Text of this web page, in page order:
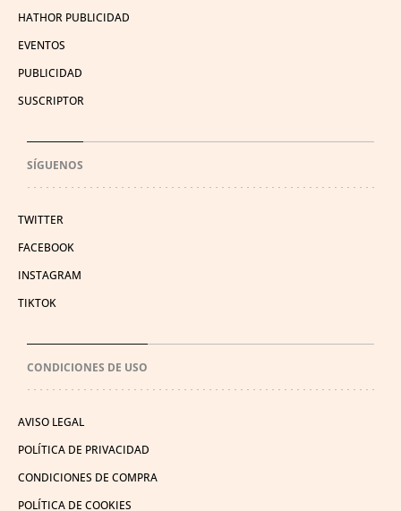
HATHOR PUBLICIDAD
EVENTOS
PUBLICIDAD
SUSCRIPTOR
SÍGUENOS
TWITTER
FACEBOOK
INSTAGRAM
TIKTOK
CONDICIONES DE USO
AVISO LEGAL
POLÍTICA DE PRIVACIDAD
CONDICIONES DE COMPRA
POLÍTICA DE COOKIES